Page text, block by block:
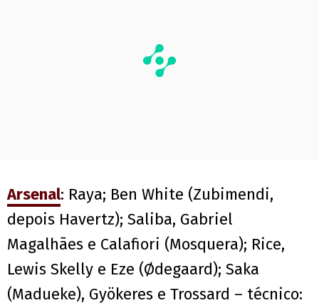
Arsenal: Raya; Ben White (Zubimendi,
depois Havertz); Saliba, Gabriel
Magalhães e Calafiori (Mosquera); Rice,
Lewis Skelly e Eze (Ødegaard); Saka
(Madueke), Gyökeres e Trossard – técnico: